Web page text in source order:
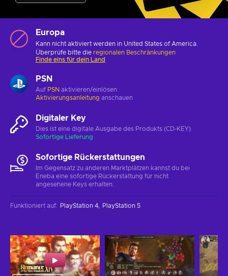
Europa
Kann nicht aktiviert werden in United States of America.
Überprüfe bitte die regionalen Beschränkungen
Finde eins für dein Land
PSN
Auf PSN aktivieren/einlösen
Aktivierungsanleitung anschauen
Digitaler Key
Dies ist eine digitale Ausgabe des Produkts (CD-KEY)
Sofortige Lieferung
Sofortige Rückerstattungen
Im Gegensatz zu anderen Marktplätzen kannst du bei
Eneba eine sofortige Rückerstattung für nicht
angesehene Keys erhalten.
Funktioniert auf: PlayStation 4 PlayStation 5